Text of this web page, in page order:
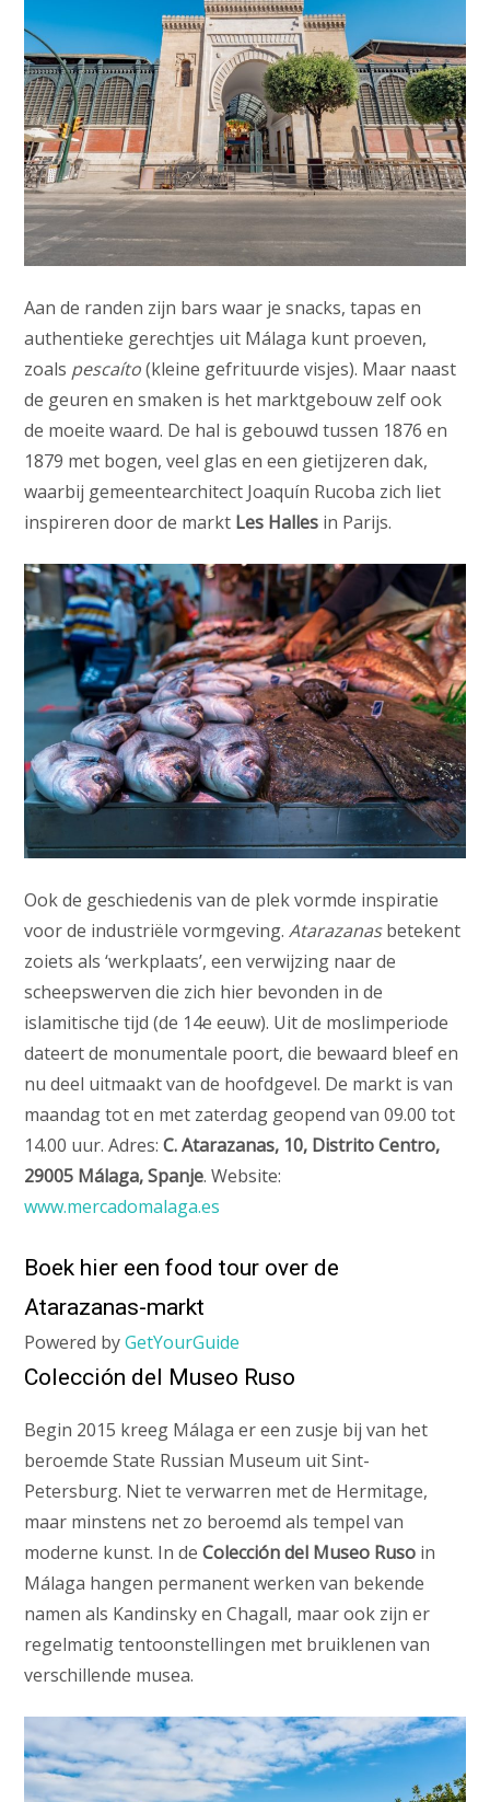
Aan de randen zijn bars waar je snacks, tapas en
authentieke gerechtjes uit Málaga kunt proeven,
zoals pescaíto(kleine gefrituurde visjes). Maar naast
de geuren en smaken is het marktgebouw zelf ook
de moeite waard. De hal is gebouwd tussen 1876 en
1879 met bogen, veel glas en een gietijzeren dak,
waarbij gemeentearchitect Joaquín Rucoba zich liet
inspireren door de markt Les Halles in Parijs.
Ook de geschiedenis van de plek vormde inspiratie
voor de industriële vormgeving.Atarazanasbetekent
zoiets als ‘werkplaats’, een verwijzing naar de
scheepswerven die zich hier bevonden in de
islamitische tijd (de 14e eeuw). Uit de moslimperiode
dateert de monumentale poort, die bewaard bleef en
nu deel uitmaakt van de hoofdgevel. De markt is van
maandag tot en met zaterdag geopend van 09.00 tot
14.00 uur. Adres:C. Atarazanas, 10, Distrito Centro,
29005 Málaga, Spanje. Website:
www.mercadomalaga.es
Boek hier een food tour over de
Atarazanas-markt
Powered byGetYourGuide
Colección del Museo Ruso
Begin 2015 kreeg Málaga er een zusje bij van het
beroemde State Russian Museum uit Sint-
Petersburg. Niet te verwarren met de Hermitage,
maar minstens net zo beroemd als tempel van
moderne kunst. In deColección del Museo Ruso in
Málaga hangen permanent werken van bekende
namen als Kandinsky en Chagall, maar ook zijn er
regelmatig tentoonstellingen met bruiklenen van
verschillende musea.